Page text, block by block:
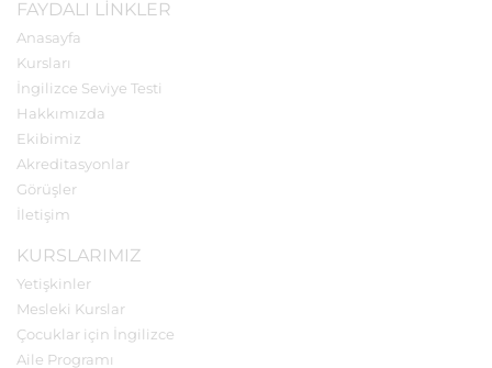
FAYDALI LINKLER
Anasayfa
Kursları
İngilizce Seviye Testi
Hakkımızda
Ekibimiz
Akreditasyonlar
Görüşler
İletişim
KURSLARIMIZ
Yetişkinler
Mesleki Kurslar
Çocuklar için İngilizce
Aile Programı